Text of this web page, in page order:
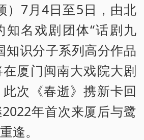
）7月4日至5日，由北
知名戏剧团体“话剧九
知识分子系列高分作品
在厦门闽南大戏院大剧
次《春逝》携新卡回
年首次来厦后与鹭
逢。